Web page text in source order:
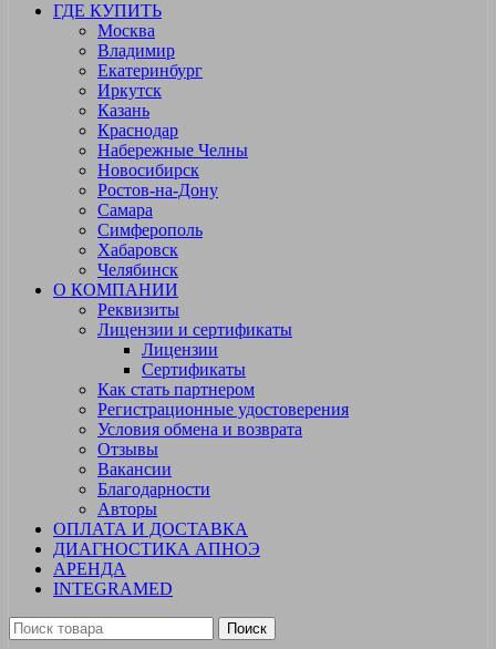
ГДЕ КУПИТЬ
Москва
Владимир
Екатеринбург
Иркутск
Казань
Краснодар
Набережные Челны
Новосибирск
Ростов-на-Дону
Самара
Симферополь
Хабаровск
Челябинск
О КОМПАНИИ
Реквизиты
Лицензии и сертификаты
Лицензии
Сертификаты
Как стать партнером
Регистрационные удостоверения
Условия обмена и возврата
Отзывы
Вакансии
Благодарности
Авторы
ОПЛАТА И ДОСТАВКА
ДИАГНОСТИКА АПНОЭ
АРЕНДА
INTEGRAMED
Поиск